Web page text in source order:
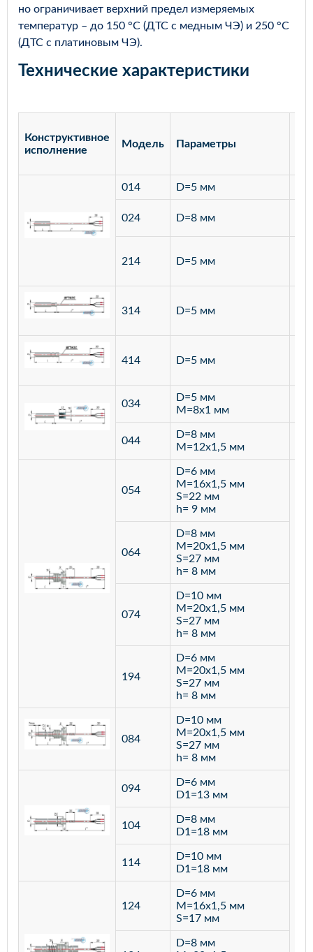
но ограничивает верхний предел измеряемых
температур – до 150 °С (ДТС с медным ЧЭ) и 250 °С
(ДТС с платиновым ЧЭ).
Технические характеристики
Конструктивное
исполнение
Модель Параметры
014 D=5 мм
024 D=8 мм
214 D=5 мм
314 D=5 мм
414 D=5 мм
034
D=5 мм
M=8х1 мм
044
D=8 мм
M=12х1,5 мм
054
D=6 мм
M=16х1,5 мм
S=22 мм
h= 9 мм
064
D=8 мм
M=20х1,5 мм
S=27 мм
h= 8 мм
074
D=10 мм
M=20х1,5 мм
S=27 мм
h= 8 мм
194
D=6 мм
M=20х1,5 мм
S=27 мм
h= 8 мм
084
D=10 мм
M=20х1,5 мм
S=27 мм
h= 8 мм
094
D=6 мм
D1=13 мм
104
D=8 мм
D1=18 мм
114
D=10 мм
D1=18 мм
124
D=6 мм
M=16х1,5 мм
S=17 мм
D=8 мм